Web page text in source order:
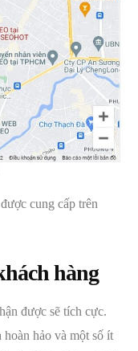
cung cấp trên
hàng
được sẽ tích cực.
hảo và một số ít